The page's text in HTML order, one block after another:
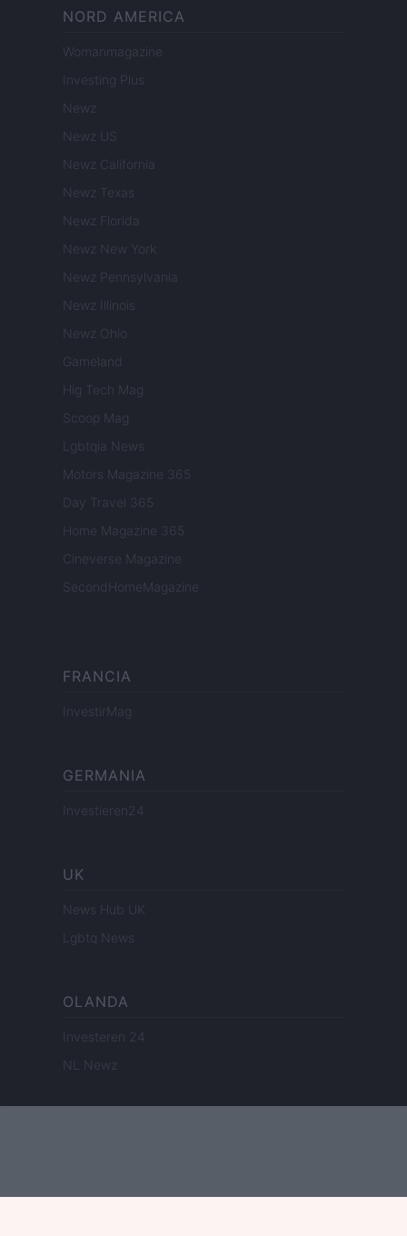
NORD AMERICA
Womanmagazine
Investing Plus
Newz
Newz US
Newz California
Newz Texas
Newz Florida
Newz New York
Newz Pennsylvania
Newz Illinois
Newz Ohio
Gameland
Hig Tech Mag
Scoop Mag
Lgbtqia News
Motors Magazine 365
Day Travel 365
Home Magazine 365
Cineverse Magazine
SecondHomeMagazine
FRANCIA
InvestirMag
GERMANIA
Investieren24
UK
News Hub UK
Lgbtq News
OLANDA
Investeren 24
NL Newz